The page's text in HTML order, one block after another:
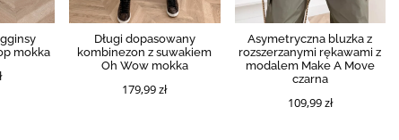
mokka
Długi dopasowany
kombinezon z suwakiem
Oh Wow mokka
179,99 zł
Asymetryczna bluzka z
rozszerzanymi rękawami z
modalem Make A Move
czarna
109,99 zł